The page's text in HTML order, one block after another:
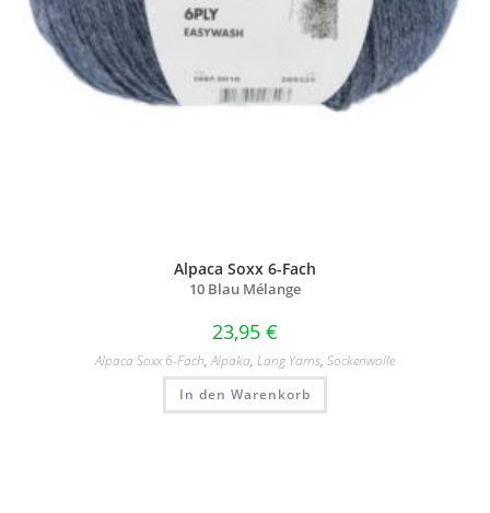
Alpaca Soxx 6-Fach
10 Blau Mélange
23,95 €
Alpaca Soxx 6-Fach,Alpaka, Lang Yarns, Sockenwolle
In den Warenkorb